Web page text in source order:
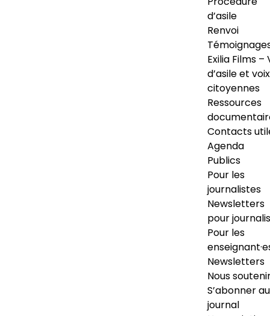
d’asile
Renvoi
Exilia Films –
d’asile et voix
citoyennes
Ressources
Contacts
Agenda
Publics
Pour les
journalistes
Newsletters
pour
Pour les
Newsletters
Nous
S’abonner au
journal